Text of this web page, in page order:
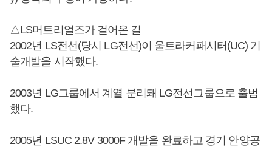
△LS머트리얼즈가 걸어온 길
2002년 LS전선(당시 LG전선)이 울트라커패시터(UC) 기
술개발을 시작했다.
2003년 LG그룹에서 계열 분리돼 LG전선그룹으로 출범
했다.
2005년 LSUC 2.8V 3000F 개발을 완료하고 경기 안양공